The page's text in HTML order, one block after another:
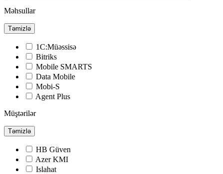
Məhsullar
Təmizlə
1C:Müəssisə
Bitriks
Mobile SMARTS
Data Mobile
Mobi-S
Agent Plus
Müştərilər
Təmizlə
HB Güven
Azer KMI
Islahat